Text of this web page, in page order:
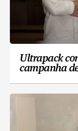
Ultrapack
campanha